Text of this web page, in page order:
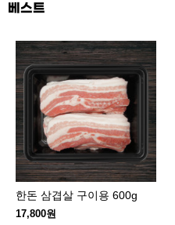
베스트
한돈 삼겹살 구이용 600g
17,800원